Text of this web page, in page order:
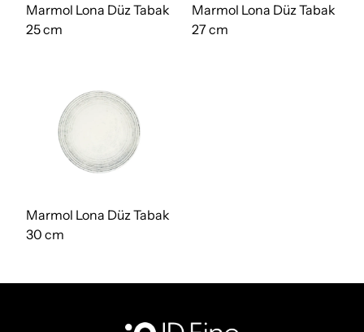
Marmol Lona Düz Tabak
25 cm
Marmol Lona Düz Tabak
27 cm
Marmol Lona Düz Tabak
30 cm